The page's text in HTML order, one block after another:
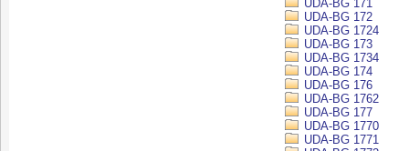
UDA-BG 171
UDA-BG 172
UDA-BG 1724
UDA-BG 173
UDA-BG 1734
UDA-BG 174
UDA-BG 176
UDA-BG 1762
UDA-BG 177
UDA-BG 1770
UDA-BG 1771